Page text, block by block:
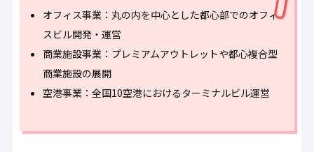
オフィス事業：丸の内を中心とした都心部でのオフィ
スビル開発・運営
商業施設事業：プレミアムアウトレットや都心複合型
商業施設の展開
空港事業：全国10空港におけるターミナルビル運営